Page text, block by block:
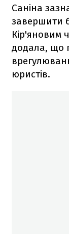
Саніна
завершити
Кір'яновим
додала, що
юристів.